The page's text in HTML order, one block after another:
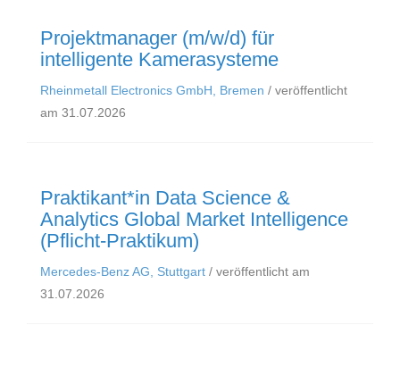
Projektmanager (m/w/d) für
intelligente Kamerasysteme
Rheinmetall Electronics GmbH, Bremen / veröffentlicht
am 31.07.2026
Praktikant*in Data Science &
Analytics Global Market Intelligence
(Pflicht-Praktikum)
Mercedes-Benz AG, Stuttgart / veröffentlicht am
31.07.2026